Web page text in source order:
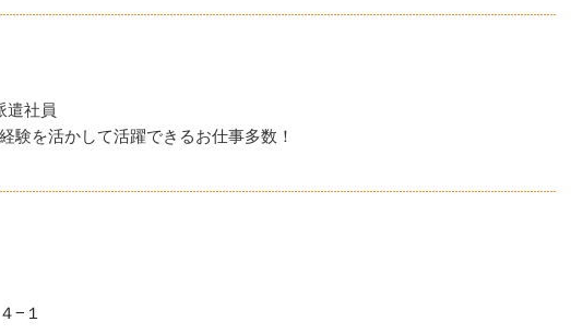
遣社員
験を活かして活躍できるお仕事多数！
−１